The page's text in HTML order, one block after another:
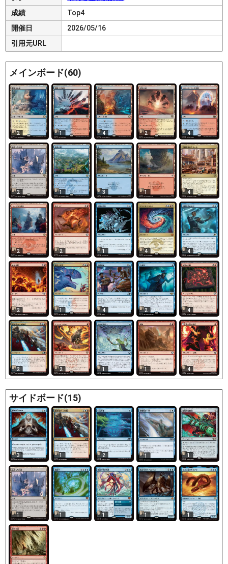
成績
Top4
開催日
2026/05/16
引用元URL
メインボード(60)
2 1 4 2 4
2 1 3 1 4
2 2 1 4 4
2 1 4 2 4
2 2 1 1 4
サイドボード(15)
3 1 2 1 1
1 1 1 1 1